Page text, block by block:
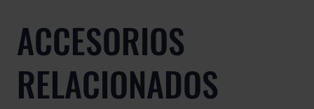
ACCESORIOS
RELACIONADOS